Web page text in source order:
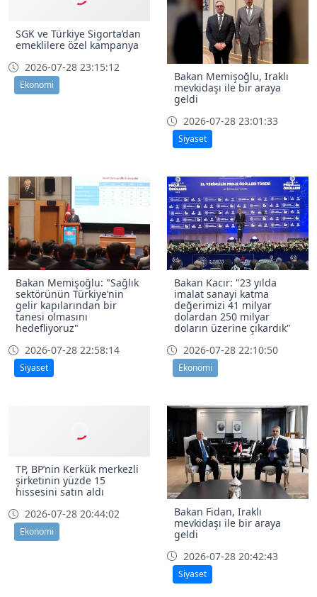
SGK ve Türkiye Sigorta’dan
emeklilere özel kampanya
2026-07-28 23:15:12
Ekonomi
Bakan Memişoğlu, Iraklı
mevkidaşı ile bir araya
geldi
2026-07-28 23:01:33
Siyaset
Bakan Memişoğlu: "Sağlık
sektörünün Türkiye’nin
gelir kapılarından bir
tanesi olmasını
hedefliyoruz"
2026-07-28 22:58:14
Siyaset
Bakan Kacır: "23 yılda
imalat sanayi katma
değerimizi 41 milyar
dolardan 250 milyar
doların üzerine çıkardık"
2026-07-28 22:10:50
Ekonomi
TP, BP’nin Kerkük merkezli
şirketinin yüzde 15
hissesini satın aldı
2026-07-28 20:44:02
Ekonomi
Bakan Fidan, Iraklı
mevkidaşı ile bir araya
geldi
2026-07-28 20:42:43
Siyaset